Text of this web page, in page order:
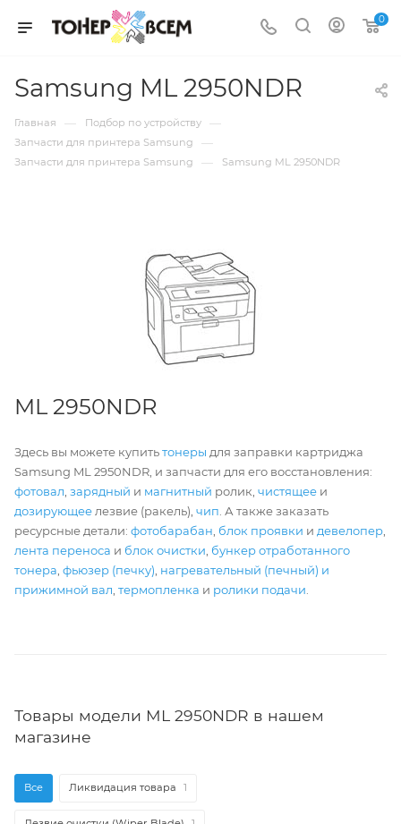
0
Samsung ML 2950NDR
Главная — Подбор по устройству —
Запчасти для принтера Samsung —
Запчасти для принтера Samsung — Samsung ML 2950NDR
ML 2950NDR
Здесь вы можете купитьтонеры для заправки картриджа
Samsung ML 2950NDR, и запчасти для его восстановления:
фотовал зарядный и магнитный ролик, чистящее и
дозирующее лезвие (ракель), чип . А также заказать
ресурсные детали: фотобарабан блок проявки и девелопер
лента переноса и блок очистки бункер отработанного
тонера фьюзер (печку) нагревательный (печный) и
прижимной вал термопленка и ролики подачи
Товары модели ML 2950NDR в нашем
магазине
Все Ликвидация товара 1